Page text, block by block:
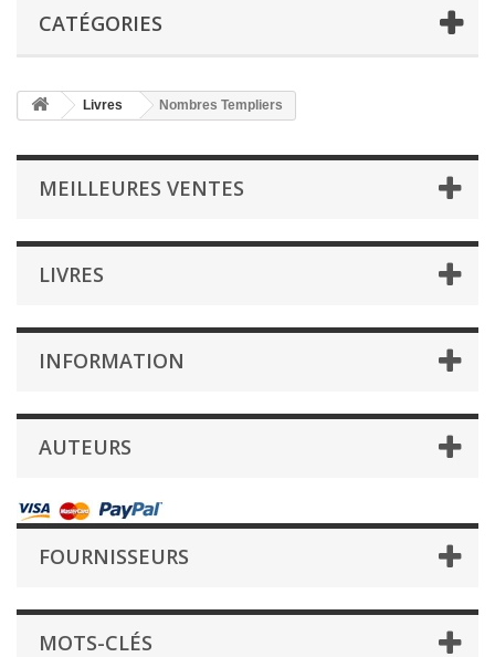
CATÉGORIES
Livres Nombres Templiers
MEILLEURES VENTES
LIVRES
INFORMATION
AUTEURS
FOURNISSEURS
MOTS-CLÉS